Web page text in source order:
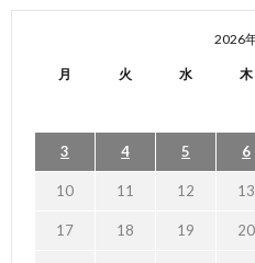
2026
月 火 水 木
3 4 5 6
10 11 12 13
17 18 19 20